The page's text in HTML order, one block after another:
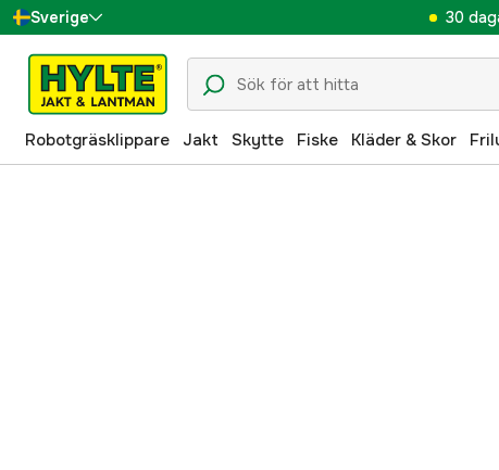
Sverige
Danmark
Suomi
Norge
30
Robotgräsklippare Jakt Skytte Fiske Kläder & Skor